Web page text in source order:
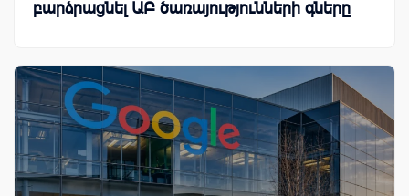
բարձրացնել ԱԲ ծառայությունների գները